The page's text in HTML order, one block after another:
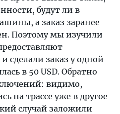
будут ли в
а заказ заранее
Поэтому мы изучили
сделали заказ у одной
в 50 USD. Обратно
видимо,
на трассе уже в другое
случай заложили